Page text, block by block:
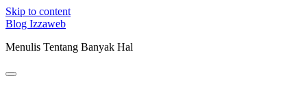
Skip to content
Blog Izzaweb
Menulis Tentang Banyak Hal